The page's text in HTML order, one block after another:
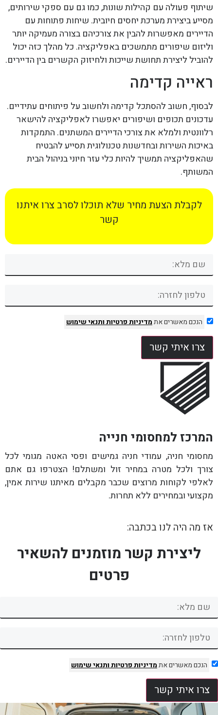
שיתוף פעולה עם קהילות שונות, כמו גם עם ספקי שירותים,
מסייע ביצירת מערכת יחסים חיובית. שיחות פתוחות עם
הדיירים מאפשרות להבין את צורכיהם בצורה מעמיקה יותר
וליזום שיפורים מתמשכים באפליקציה. כל מהלך כזה יכול
להוביל ליצירת תחושת שייכות ולחיזוק הקשרים בין הדיירים.
ראייה קדימה
לבסוף, חשוב להסתכל קדימה ולחשוב על פיתוחים עתידיים.
עדכונים תכופים ושיפורים יאפשרו לאפליקציה להישאר
רלוונטית ולמלא את צורכי הדיירים המשתנים. התמקדות
באיכות השירות ובחדשנות טכנולוגית תסייע להבטיח
שהאפליקציה תמשיך להיות כלי עזר חיוני בניהול הבית
המשותף.
לקבלת הצעת מחיר שלא תוכלו לסרב צרו איתנו
קשר
הנכם מאשרים אתמדיניות פרטיותותנאי שימוש
צרו איתי קשר
המרכז למחסומי חנייה
מחסומי חניה, עמודי חניה גמישים ופסי האטה מגומי לכל
צורך ולכל מטרה במחיר זול ומשתלם! הצטרפו גם אתם
לאלפי לקוחות מרוצים שכבר מקבלים מאיתנו שירות אמין,
מקצועי ובמחירים ללא תחרות.
אז מה היה לנו בכתבה:
ליצירת קשר מוזמנים להשאיר
פרטים
הנכם מאשרים אתמדיניות פרטיותותנאי שימוש
צרו איתי קשר